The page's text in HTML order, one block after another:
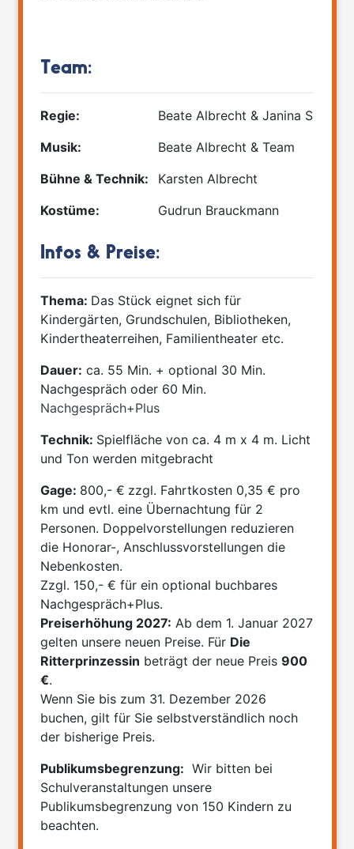
Team:
Regie:
Musik:
Beate Albrecht & Janina Sasse
Beate Albrecht & Team
Bühne & Technik:
Karsten Albrecht
Kostüme:
Gudrun Brauckmann
Infos & Preise:
Thema: Das Stück eignet sich für
Kindergärten, Grundschulen, Bibliotheken,
Kindertheaterreihen, Familientheater etc.
Dauer: ca. 55 Min. + optional 30 Min.
Nachgespräch oder 60 Min.
Nachgespräch+Plus
Technik: Spielfläche von ca. 4 m x 4 m. Licht
und Ton werden mitgebracht
Gage: 800,- € zzgl. Fahrtkosten 0,35 € pro
km und evtl. eine Übernachtung für 2
Personen. Doppelvorstellungen reduzieren
die Honorar-, Anschlussvorstellungen die
Nebenkosten.
Zzgl. 150,- € für ein optional buchbares
Nachgespräch+Plus.
Preiserhöhung 2027: Ab dem 1. Januar 2027
gelten unsere neuen Preise. Für Die
Ritterprinzessin beträgt der neue Preis900
€.
Wenn Sie bis zum 31. Dezember 2026
buchen, gilt für Sie selbstverständlich noch
der bisherige Preis.
Publikumsbegrenzung: Wir bitten bei
Schulveranstaltungen unsere
Publikumsbegrenzung von 150 Kindern zu
beachten.